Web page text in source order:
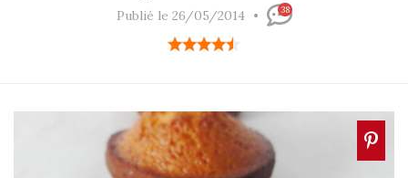
Publié le 26/05/2014 38